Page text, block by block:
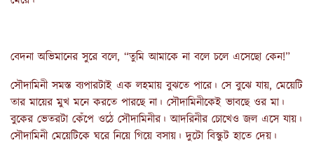
বেদনা অভিমানের সুরে বলে, “তুমি আমাকে না বলে চলে এসেছো কেন!”
সৌদামিনী সমস্ত ব্যপারটাই এক লহমায় বুঝতে পারে। সে বুঝে যায়, মেয়েটি
তার মায়ের মুখ মনে করতে পারছে না। সৌদামিনীকেই ভাবছে ওর মা।
বুকের ভেতরটা কেঁপে ওঠে সৌদামিনীর। আদরিনীর চোখেও জল এসে যায়।
সৌদামিনী মেয়েটিকে ঘরে নিয়ে গিয়ে বসায়। দুটো বিস্কুট হাতে দেয়।